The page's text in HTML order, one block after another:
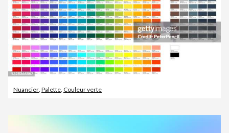
Nuancier, Palette, Couleur verte